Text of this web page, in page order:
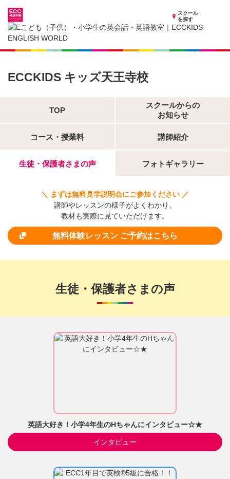
スクール
を探す
大阪府の子供英会話・英語教室
子供（小学生）英会話・英語教室 ECCKIDS キッズ天王寺校
生徒・保護者さまの声
ECCKIDS キッズ天王寺校
TOP
スクールからの
お知らせ
コース・授業料 講師紹介
生徒・保護者さまの声 フォトギャラリー
＼ まずは無料見学説明会にご参加ください ／
講師やレッスンの様子がよくわかり、
教材も実際に見ていただけます。
無料体験レッスン ご予約はこちら
生徒・保護者さまの声
英語大好き！小学4年生のHちゃんにインタビュー☆★
インタビュー